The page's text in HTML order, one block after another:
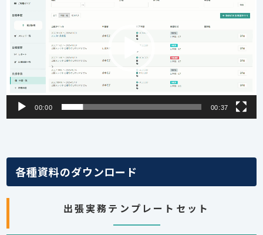
プ
00:00 00:37
各種資料のダウンロード
出張実務テンプレートセット